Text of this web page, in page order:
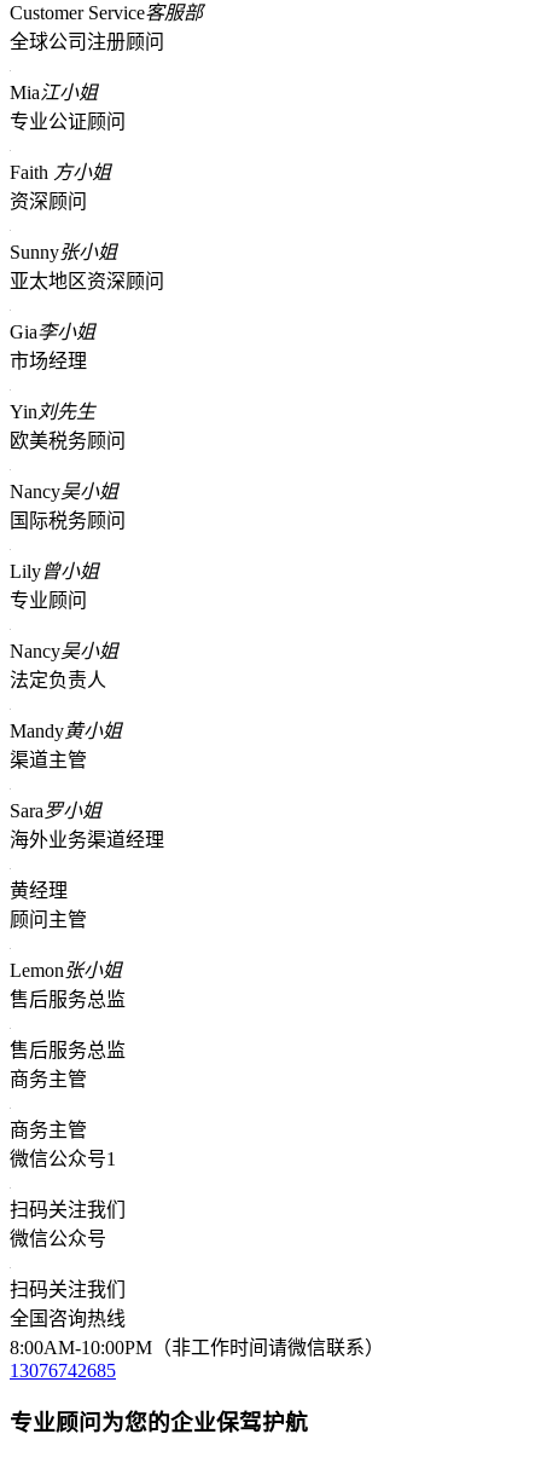
Customer Service客服部
全球公司注册顾问
Mia江小姐
专业公证顾问
Faith 方小姐
资深顾问
Sunny张小姐
亚太地区资深顾问
Gia李小姐
市场经理
Yin 刘先生
欧美税务顾问
Nancy吴小姐
国际税务顾问
Lily曾小姐
专业顾问
Nancy吴小姐
法定负责人
Mandy黄小姐
渠道主管
Sara罗小姐
海外业务渠道经理
黄经理
顾问主管
Lemon张小姐
售后服务总监
售后服务总监
商务主管
商务主管
微信公众号1
扫码关注我们
微信公众号
扫码关注我们
全国咨询热线
8:00AM-10:00PM（非工作时间请微信联系）
13076742685
专业顾问为您的企业保驾护航